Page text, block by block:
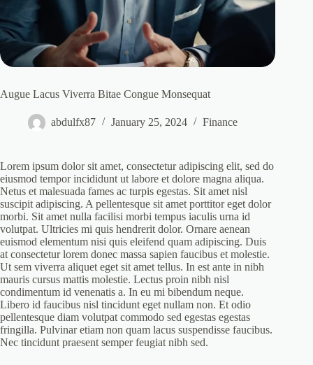
Augue Lacus Viverra Bitae Congue Monsequat
abdulfx87 January 25, 2024 Finance
Lorem ipsum dolor sit amet, consectetur adipiscing elit, sed do
eiusmod tempor incididunt ut labore et dolore magna aliqua.
Netus et malesuada fames ac turpis egestas. Sit amet nisl
suscipit adipiscing. A pellentesque sit amet porttitor eget dolor
morbi. Sit amet nulla facilisi morbi tempus iaculis urna id
volutpat. Ultricies mi quis hendrerit dolor. Ornare aenean
euismod elementum nisi quis eleifend quam adipiscing. Duis
at consectetur lorem donec massa sapien faucibus et molestie.
Ut sem viverra aliquet eget sit amet tellus. In est ante in nibh
mauris cursus mattis molestie. Lectus proin nibh nisl
condimentum id venenatis a. In eu mi bibendum neque.
Libero id faucibus nisl tincidunt eget nullam non. Et odio
pellentesque diam volutpat commodo sed egestas egestas
fringilla. Pulvinar etiam non quam lacus suspendisse faucibus.
Nec tincidunt praesent semper feugiat nibh sed.